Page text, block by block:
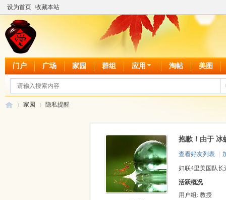
设为首页 收藏本站
门户 广场 家园 群组 应用 淘帖 美图
家园 隐私提醒
抱歉！由于 冰
查看好友列表
妇联4里美国队
活跃概况
用户组: 教授